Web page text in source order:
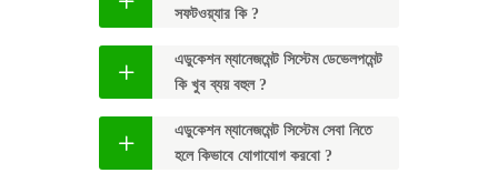
সফটওয়্যার কি ?
এডুকেশন ম্যানেজমেন্ট সিস্টেম ডেভেলপমেন্ট
কি খুব ব্যয় বহুল ?
এডুকেশন ম্যানেজমেন্ট সিস্টেম সেবা নিতে
হলে কিভাবে যোগাযোগ করবো ?